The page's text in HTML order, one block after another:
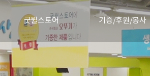
굿윌스토어
인사말
비전과 사명
기증/후원/봉사
정기후원신청